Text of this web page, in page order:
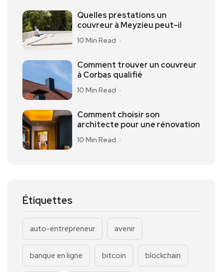
Quelles prestations un
couvreur à Meyzieu peut-il
10 Min Read
Comment trouver un couvreur
à Corbas qualifié
10 Min Read
Comment choisir son
architecte pour une rénovation
10 Min Read
Étiquettes
auto-entrepreneur avenir
banque en ligne bitcoin blockchain